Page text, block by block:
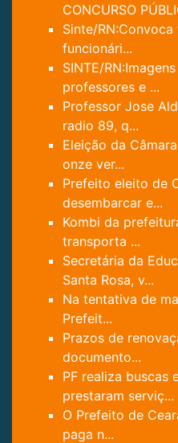
CONCURSO
Sinte/
funcionári...
SINTE/
professores e ...
Professor Jose
radio 89, q...
Eleição da
onze ver...
Prefeito eleito de
desembarcar e...
Kombi da
transporta ...
Secretária da
Santa Rosa, v...
Na tentativa de
Prefeit...
Prazos de
documento...
PF realiza buscas
prestaram serviç...
O Prefeito de
paga n...